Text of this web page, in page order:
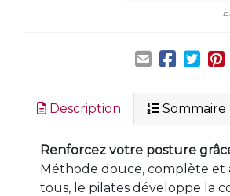
Description Sommaire
Renforcez votre posture
Méthode douce, complète et
tous, le pilates développe la